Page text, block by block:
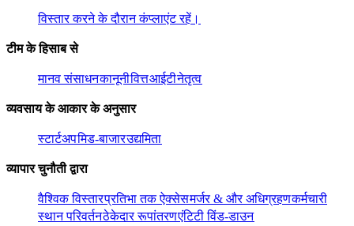
विस्तार करने के दौरान कंप्लाएंट रहें।​​
टीम के हिसाब से​​
मानव संसाधन​​कानूनी​​वित्त​​आईटी​​नेतृत्व​​
व्यवसाय के आकार के अनुसार​​
स्टार्टअप​​मिड-बाजार​​उद्यमिता​​
व्यापार चुनौती द्वारा​​
वैश्विक विस्तार​​प्रतिभा तक ऐक्सेस​​मर्जर & और अधिग्रहण​​कर्मचारी
स्थान परिवर्तन​​ठेकेदार रूपांतरण​​एंटिटी विंड-डाउन​​